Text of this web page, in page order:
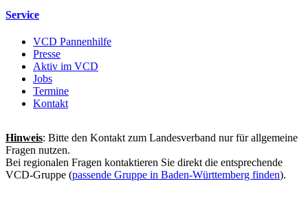
Service
VCD Pannenhilfe
Presse
Aktiv im VCD
Jobs
Termine
Kontakt
Hinweis: Bitte den Kontakt zum Landesverband nur für allgemeine
Fragen nutzen.
Bei regionalen Fragen kontaktieren Sie direkt die entsprechende
VCD-Gruppe (passende Gruppe in Baden-Württemberg finden).